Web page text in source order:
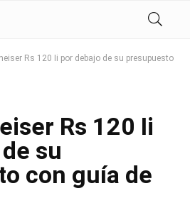
Rs 120 Ii por debajo de su presupuesto
Rs 120 Ii
su
con guía de